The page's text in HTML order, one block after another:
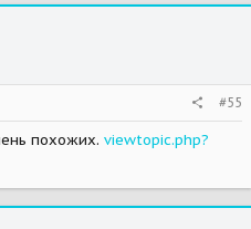
#55
похожих. viewtopic.php?